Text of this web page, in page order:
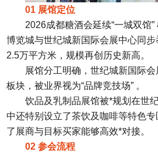
01 展馆定位
2026成都糖酒会延续“一城双馆
博览城与世纪城新国际会展中心同
2.5万平方米，规模再创历史新高。
展馆分工明确，世纪城新国际
板块，被业界视为“品牌竞技场” 。
饮品及乳制品展馆被*规划在世
中还特别设立了茶饮及咖啡等特色
了展商与目标买家能够高效*对接。
02 参会流程